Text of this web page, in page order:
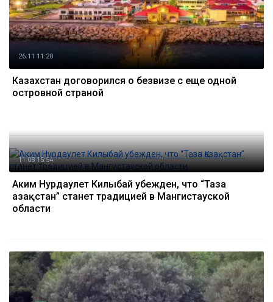
26.11 11:20
Казахстан договорился о безвизе с еще одной
островной страной
11.08 15:54
Аким Нурдаулет Килыбай убежден, что “Таза
Қазақстан” станет традицией в Мангистауской
области